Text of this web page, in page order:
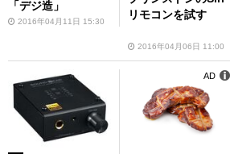
「デジ造」
2016年04月11日 15:30
リモコンを試す
2016年04月06日 11:00
AD